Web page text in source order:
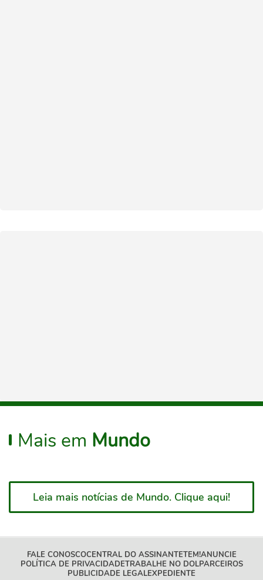
Mais em Mundo
Leia mais notícias de Mundo. Clique aqui!
FALE CONOSCOCENTRAL DO ASSINANTETEM!ANUNCIE
POLÍTICA DE PRIVACIDADETRABALHE NO DOLPARCEIROS
PUBLICIDADE LEGALEXPEDIENTE